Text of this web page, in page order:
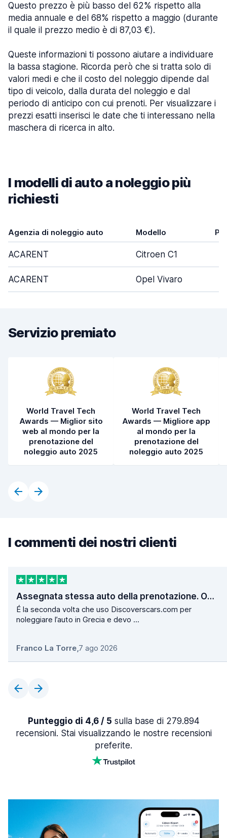
Questo prezzo è più basso del 62% rispetto alla
media annuale e del 68% rispetto a maggio (durante
il quale il prezzo medio è di 87,03 €).
Queste informazioni ti possono aiutare a individuare
la bassa stagione. Ricorda però che si tratta solo di
valori medi e che il costo del noleggio dipende dal
tipo di veicolo, dalla durata del noleggio e dal
periodo di anticipo con cui prenoti. Per visualizzare i
prezzi esatti inserisci le date che ti interessano nella
maschera di ricerca in alto.
I modelli di auto a noleggio più
richiesti
Agenzia di noleggio auto Modello
ACARENT Citroen C1
ACARENT Opel Vivaro
Servizio premiato
World Travel Tech
Awards — Miglior sito
web al mondo per la
prenotazione del
noleggio auto 2025
World Travel Tech
Awards — Migliore app
al mondo per la
prenotazione del
noleggio auto 2025
I commenti dei nostri clienti
Assegnata stessa auto della prenotazione. Operazioni di ritiro e consegna velocissime.
É la seconda volta che uso Discoverscars.com per
noleggiare l’auto in Grecia e devo ...
Franco La Torre,7 ago 2026
Punteggio di 4,6 / 5 sulla base di 279.894
recensioni. Stai visualizzando le nostre recensioni
preferite.